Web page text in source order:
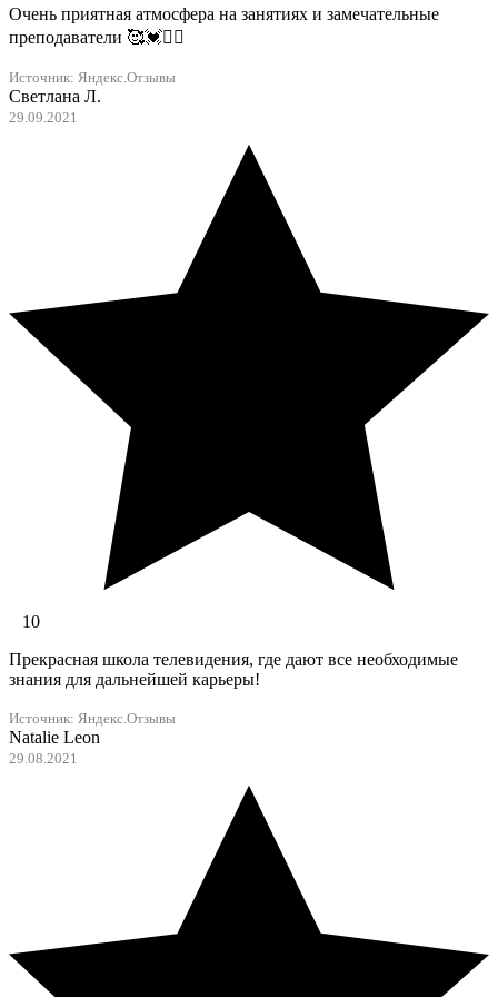
Очень приятная атмосфера на занятиях и замечательные
преподаватели 🥰💓❤️‍🔥
Источник: Яндекс.Отзывы
Светлана Л.
29.09.2021
10
Прекрасная школа телевидения, где дают все необходимые
знания для дальнейшей карьеры!
Источник: Яндекс.Отзывы
Natalie Leon
29.08.2021